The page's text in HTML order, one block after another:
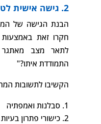
2. גישה אישית לטיפול
הבנת הגישה של
חקרו זאת
לתאר מצב מאתגר
התמודדת איתו?"
הקשיבו לתשובות
סבלנות ואמפתיה
כישורי פתרון בעיות